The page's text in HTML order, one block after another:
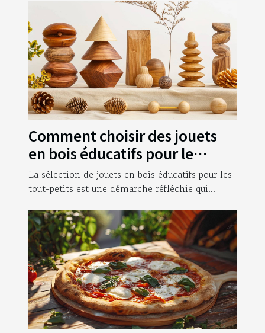
Comment choisir des jouets
en bois éducatifs pour le
développement des tout-
petits
La sélection de jouets en bois éducatifs pour les
tout-petits est une démarche réfléchie qui...